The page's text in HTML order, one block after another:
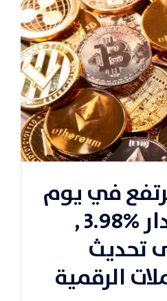
في يوم
الاثنين بمقدار %3.98 ,
تحديث
الرقمية